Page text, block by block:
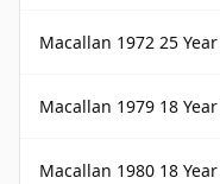
Macallan 1972 25
Macallan 1979 18
Macallan 1980 18